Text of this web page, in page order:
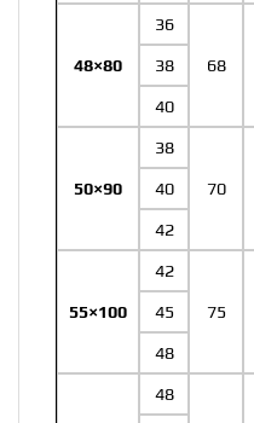
48×80
36
68
38
40
50×90
38
70
40
42
55×100
42
75
45
48
48